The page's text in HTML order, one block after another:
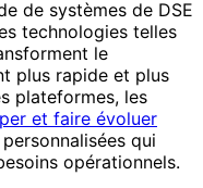
de systèmes de DSE
technologies telles
le
plus rapide et plus
plateformes, les
et faire évoluer
qui
opérationnels.